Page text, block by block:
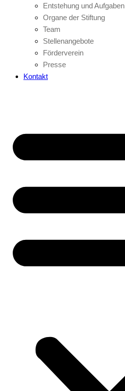
Entstehung und Aufgaben
Organe der Stiftung
Team
Stellenangebote
Förderverein
Presse
Kontakt